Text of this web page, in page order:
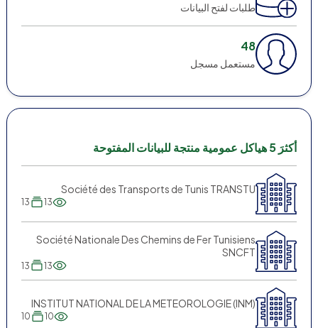
طلبات لفتح البيانات
48
مستعمل مسجل
أكثرَ 5 هياكل عمومية منتجة للبيانات المفتوحة
Société des Transports de Tunis TRANSTU
13
13
Société Nationale Des Chemins de Fer Tunisiens
SNCFT
13
13
INSTITUT NATIONAL DE LA METEOROLOGIE (INM)
10
10